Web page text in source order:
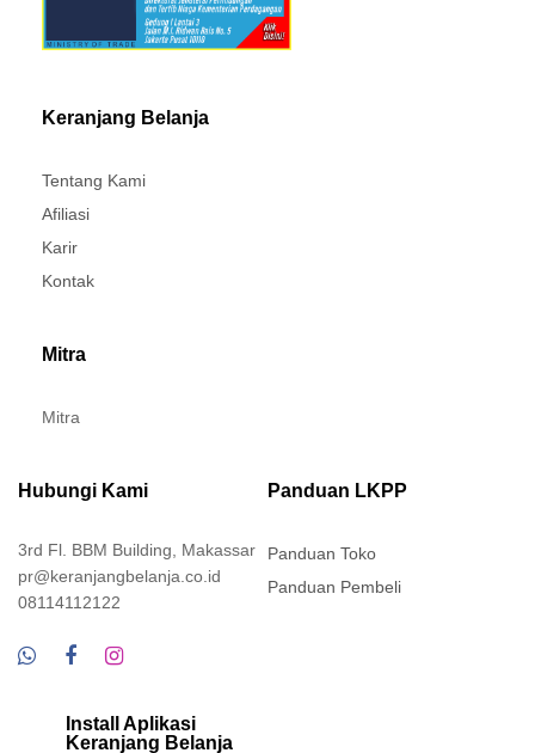
Keranjang Belanja
Tentang Kami
Afiliasi
Karir
Kontak
Mitra
Mitra
Hubungi Kami
3rd Fl. BBM Building, Makassar
pr@keranjangbelanja.co.id
08114112122
Panduan LKPP
Panduan Toko
Panduan Pembeli
Install Aplikasi
Keranjang Belanja